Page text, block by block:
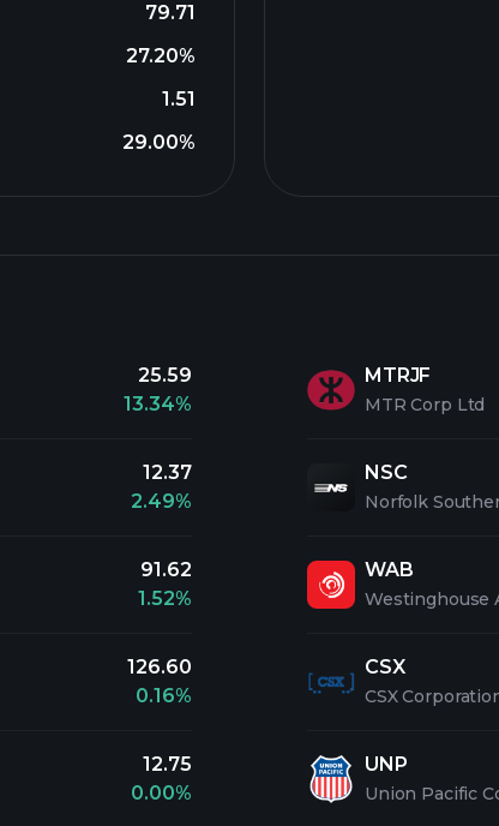
79.71
27.20%
1.51
29.00%
25.59
13.34%
12.37
2.49%
91.62
1.52%
126.60
0.16%
12.75
0.00%
MTRJF
MTR Corp Ltd
NSC
Norfolk
WAB
Westinghouse
CSX
CSX
UNP
Union Pacific